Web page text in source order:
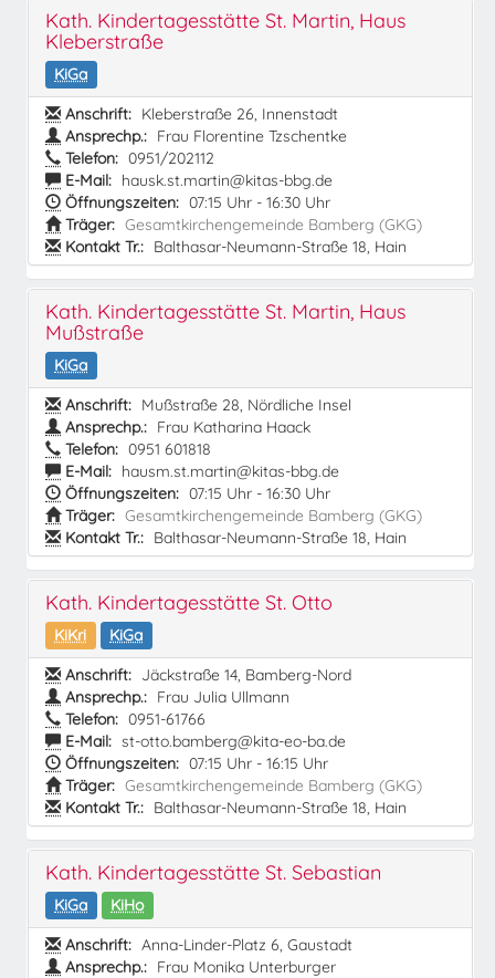
Kath. Kindertagesstätte St. Martin, Haus
Kleberstraße
KiGa
Anschrift: Kleberstraße 26, Innenstadt
Ansprechp.: Frau Florentine Tzschentke
Telefon: 0951/202112
E-Mail: hausk.st.martin@kitas-bbg.de
Öffnungszeiten: 07:15 Uhr - 16:30 Uhr
Träger: Gesamtkirchengemeinde Bamberg (GKG)
Kontakt Tr.: Balthasar-Neumann-Straße 18, Hain
Kath. Kindertagesstätte St. Martin, Haus
Mußstraße
KiGa
Anschrift: Mußstraße 28, Nördliche Insel
Ansprechp.: Frau Katharina Haack
Telefon: 0951 601818
E-Mail: hausm.st.martin@kitas-bbg.de
Öffnungszeiten: 07:15 Uhr - 16:30 Uhr
Träger: Gesamtkirchengemeinde Bamberg (GKG)
Kontakt Tr.: Balthasar-Neumann-Straße 18, Hain
Kath. Kindertagesstätte St. Otto
KiKri
KiGa
Anschrift: Jäckstraße 14, Bamberg-Nord
Ansprechp.: Frau Julia Ullmann
Telefon: 0951-61766
E-Mail: st-otto.bamberg@kita-eo-ba.de
Öffnungszeiten: 07:15 Uhr - 16:15 Uhr
Träger: Gesamtkirchengemeinde Bamberg (GKG)
Kontakt Tr.: Balthasar-Neumann-Straße 18, Hain
Kath. Kindertagesstätte St. Sebastian
KiGa
KiHo
Anschrift: Anna-Linder-Platz 6, Gaustadt
Ansprechp.: Frau Monika Unterburger